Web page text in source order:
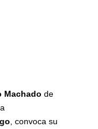
Machado de
, convoca su